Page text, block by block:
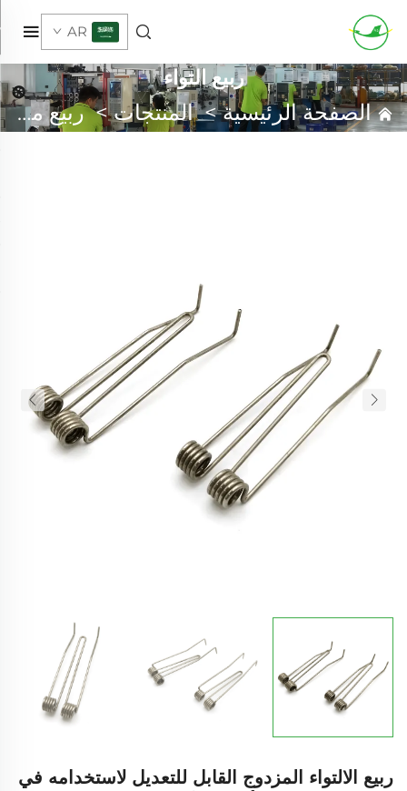
AR
ربيع التواء
الصفحة الرئيسية>المنتجات>ربيع مخصص
ربيع الالتواء المزدوج القابل للتعديل لاستخدامه في